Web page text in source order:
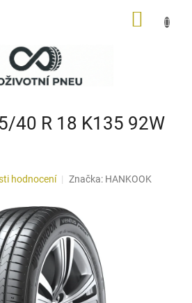
40 R 18 K135 92W
hodnocení Značka: HANKOOK